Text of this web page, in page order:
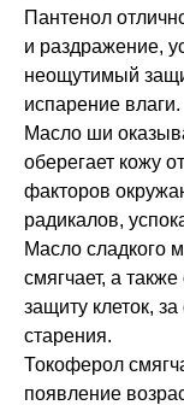
Пантенол
и раздражение,
неощутимый
испарение влаги.
Масло ши
оберегает кожу
факторов
радикалов,
Масло сладкого
смягчает, а
защиту клеток,
старения.
Токоферол
появление